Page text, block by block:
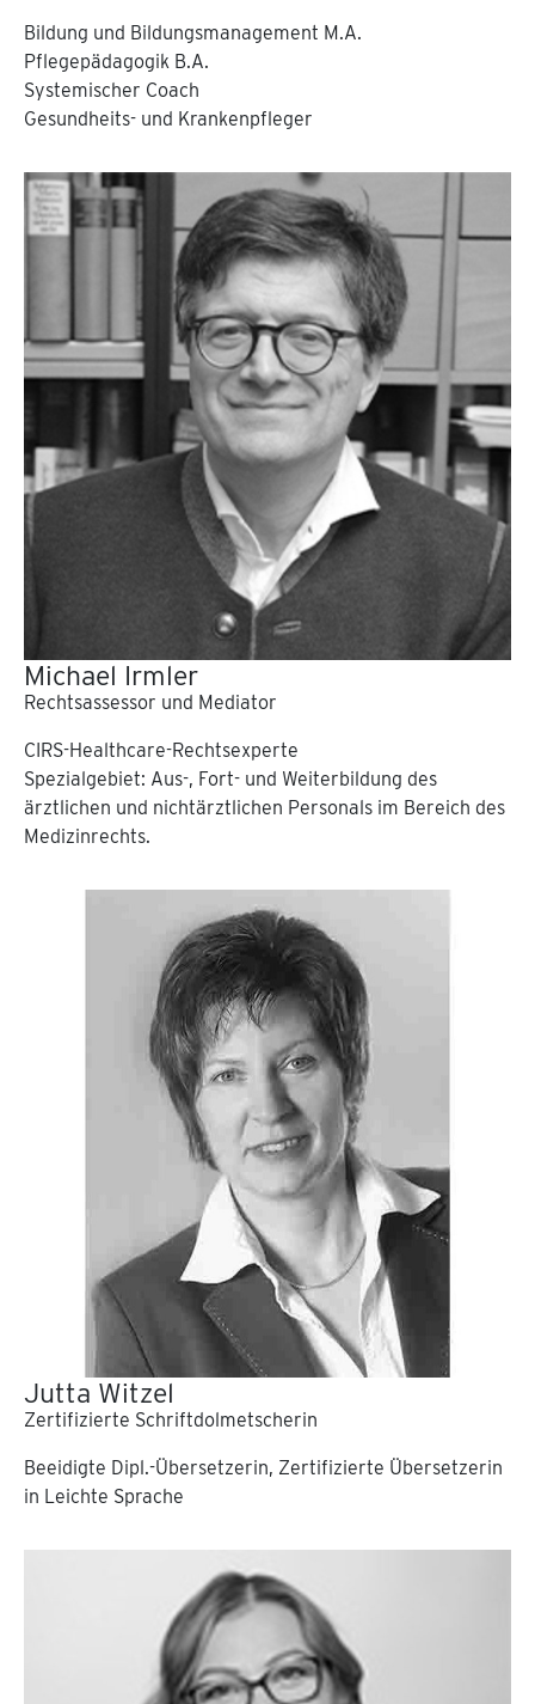
Bildung und Bildungsmanagement M.A.
Pflegepädagogik B.A.
Systemischer Coach
Gesundheits- und Krankenpfleger
Michael Irmler
Rechtsassessor und Mediator
CIRS-Healthcare-Rechtsexperte
Spezialgebiet: Aus-, Fort- und Weiterbildung des
ärztlichen und nichtärztlichen Personals im Bereich des
Medizinrechts.
Jutta Witzel
Zertifizierte Schriftdolmetscherin
Beeidigte Dipl.-Übersetzerin, Zertifizierte Übersetzerin
in Leichte Sprache